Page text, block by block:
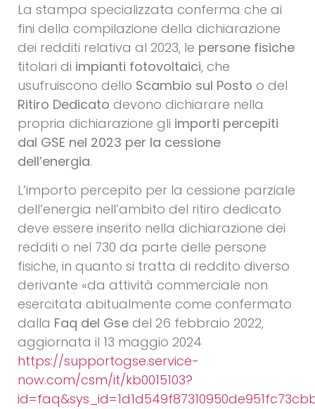
La stampa specializzata conferma che ai
fini della compilazione della dichiarazione
dei redditi relativa al 2023, le persone fisiche
titolari di impianti fotovoltaici, che
usufruiscono dello Scambio sul Posto o del
Ritiro Dedicato devono dichiarare nella
propria dichiarazione gli importi percepiti
dal GSE nel 2023 per la cessione
dell’energia.
L’importo percepito per la cessione parziale
dell’energia nell’ambito del ritiro dedicato
deve essere inserito nella dichiarazione dei
redditi o nel 730 da parte delle persone
fisiche, in quanto si tratta di reddito diverso
derivante «da attività commerciale non
esercitata abitualmente come confermato
dalla Faq del Gse del 26 febbraio 2022,
aggiornata il 13 maggio 2024
https://supportogse.service-
now.com/csm/it/kb0015103?